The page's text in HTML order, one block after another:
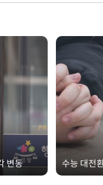
변동 수능 대전